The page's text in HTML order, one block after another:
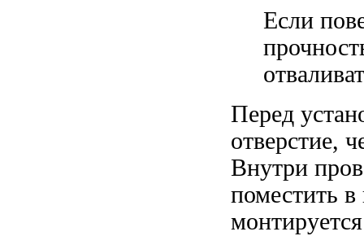
Если
Перед
отверстие,
Внутри
поместить